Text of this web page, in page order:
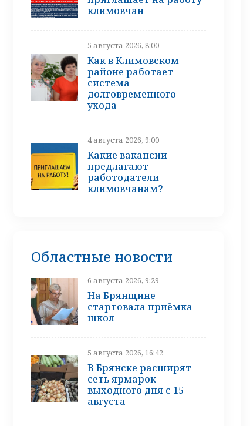
климовчан
5 августа 2026, 8:00
Как в Климовском
районе работает
система
долговременного
ухода
4 августа 2026, 9:00
Какие вакансии
предлагают
работодатели
климовчанам?
Областные новости
6 августа 2026, 9:29
На Брянщине
стартовала приёмка
школ
5 августа 2026, 16:42
В Брянске расширят
сеть ярмарок
выходного дня с 15
августа